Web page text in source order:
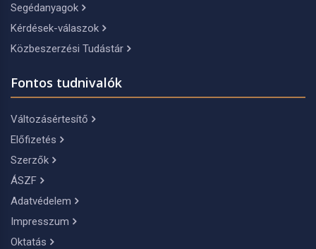
Segédanyagok
Kérdések-válaszok
Közbeszerzési Tudástár
Fontos tudnivalók
Változásértesítő
Előfizetés
Szerzők
ÁSZF
Adatvédelem
Impresszum
Oktatás